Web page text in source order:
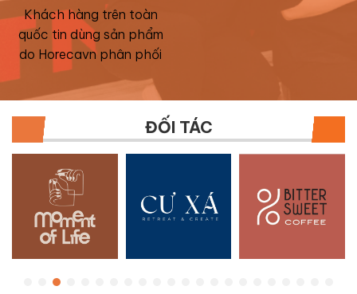
Khách hàng trên toàn
quốc tin dùng sản phẩm
do Horecavn phân phối
ĐỐI TÁC